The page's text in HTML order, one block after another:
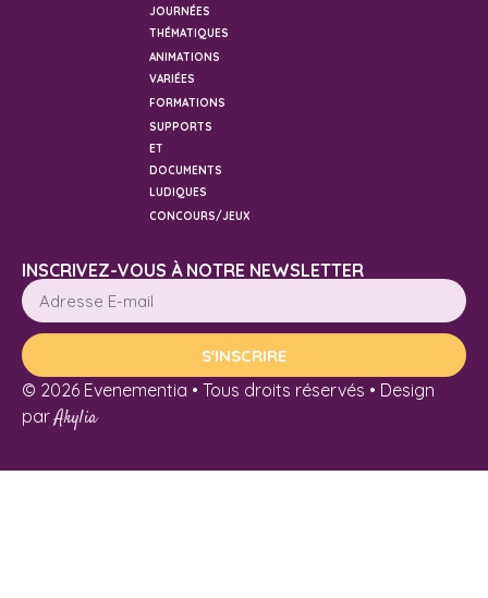
JOURNÉES
THÉMATIQUES
ANIMATIONS
VARIÉES
FORMATIONS
SUPPORTS
ET
DOCUMENTS
LUDIQUES
CONCOURS/JEUX
INSCRIVEZ-VOUS À NOTRE NEWSLETTER
S'INSCRIRE
© 2026 Evenementia • Tous droits réservés • Design
parAkylia